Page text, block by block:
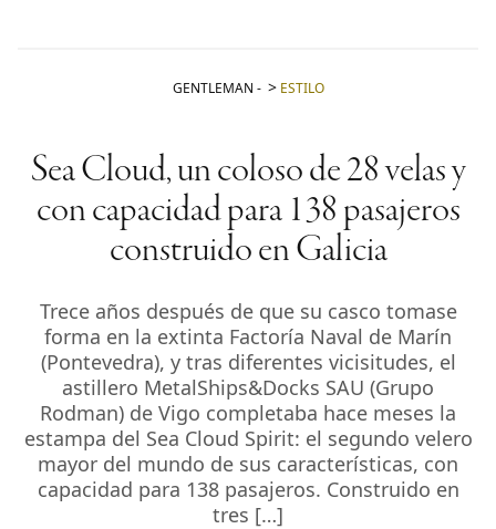
GENTLEMAN - ESTILO
Sea Cloud, un coloso de 28 velas y
con capacidad para 138 pasajeros
construido en Galicia
Trece años después de que su casco tomase
forma en la extinta Factoría Naval de Marín
(Pontevedra), y tras diferentes vicisitudes, el
astillero MetalShips&Docks SAU (Grupo
Rodman) de Vigo completaba hace meses la
estampa del Sea Cloud Spirit: el segundo velero
mayor del mundo de sus características, con
capacidad para 138 pasajeros. Construido en
tres […]